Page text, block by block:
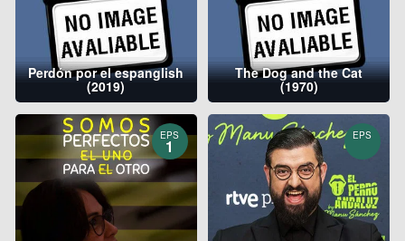
Perdón por el espanglish
(2019)
The Dog and the Cat
(1970)
EPS
1
EPS